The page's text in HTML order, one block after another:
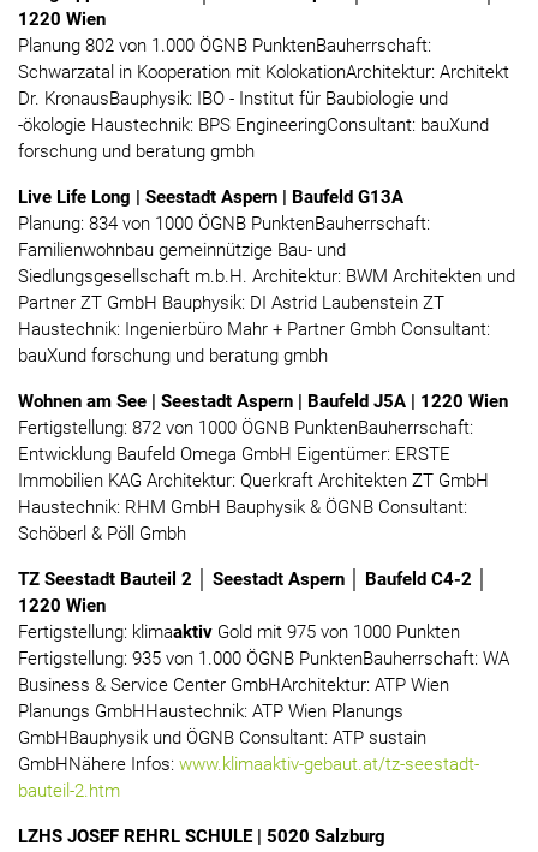
1220 Wien
Planung 802 von 1.000 ÖGNB PunktenBauherrschaft:
Schwarzatal in Kooperation mit KolokationArchitektur: Architekt
Dr. KronausBauphysik: IBO - Institut für Baubiologie und
-ökologie Haustechnik: BPS EngineeringConsultant: bauXund
forschung und beratung gmbh
Live Life Long | Seestadt Aspern | Baufeld G13A
Planung: 834 von 1000 ÖGNB PunktenBauherrschaft:
Familienwohnbau gemeinnützige Bau- und
Siedlungsgesellschaft m.b.H. Architektur: BWM Architekten und
Partner ZT GmbH Bauphysik: DI Astrid Laubenstein ZT
Haustechnik: Ingenierbüro Mahr + Partner Gmbh Consultant:
bauXund forschung und beratung gmbh
Wohnen am See | Seestadt Aspern | Baufeld J5A | 1220 Wien
Fertigstellung: 872 von 1000 ÖGNB PunktenBauherrschaft:
Entwicklung Baufeld Omega GmbH Eigentümer: ERSTE
Immobilien KAG Architektur: Querkraft Architekten ZT GmbH
Haustechnik: RHM GmbH Bauphysik & ÖGNB Consultant:
Schöberl & Pöll Gmbh
TZ Seestadt Bauteil 2 │ Seestadt Aspern │ Baufeld C4-2 │
1220 Wien
Fertigstellung: klimaaktiv Gold mit 975 von 1000 Punkten
Fertigstellung: 935 von 1.000 ÖGNB PunktenBauherrschaft: WA
Business & Service Center GmbHArchitektur: ATP Wien
Planungs GmbHHaustechnik: ATP Wien Planungs
GmbHBauphysik und ÖGNB Consultant: ATP sustain
GmbHNähere Infos: www.klimaaktiv-gebaut.at/tz-seestadt-
bauteil-2.htm
LZHS JOSEF REHRL SCHULE | 5020 Salzburg